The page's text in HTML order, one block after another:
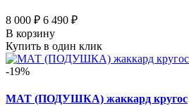
8 000 ₽ 6 490 ₽
В корзину
Купить в один клик
-19%
МАТ (ПОДУШКА) жаккард кругос